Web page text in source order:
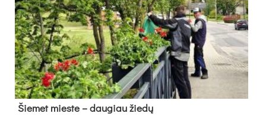
Šie­met mies­te – dau­giau žie­dų